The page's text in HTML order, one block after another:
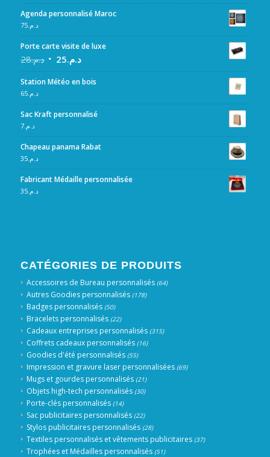
Agenda personnalisé Maroc
د.م.75
Porte carte visite de luxe
د.م.28 د.م.25
Station Météo en bois
د.م.65
Sac Kraft personnalisé
د.م.7
Chapeau panama Rabat
د.م.35
Fabricant Médaille personnalisée
د.م.35
CATÉGORIES DE PRODUITS
Accessoires de Bureau personnalisés (64)
Autres Goodies personnalisés (178)
Badges personnalisés (50)
Bracelets personnalisés (22)
Cadeaux entreprises personnalisés (315)
Coffrets cadeaux personnalisés (16)
Goodies d'été personnalisés (55)
Impression et gravure laser personnalisées (69)
Mugs et gourdes personnalisés (21)
Objets high-tech personnalisés (30)
Porte-clés personnalisés (14)
Sac publicitaires personnalisés (22)
Stylos publicitaires personnalisés (28)
Textiles personnalisés et vêtements publicitaires (37)
Trophées et Médailles personnalisés (51)